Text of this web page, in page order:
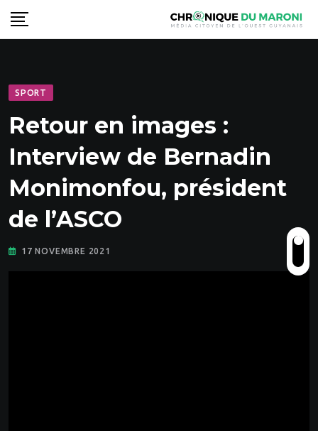
Skip
to
SPORT
Retour en images :
Interview de Bernadin
Monimonfou, président
de l’ASCO
17 NOVEMBRE 2021